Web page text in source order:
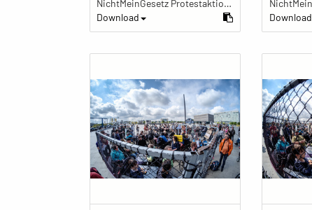
NichtMeinGesetz Protestaktion im Käfig
Download
Download